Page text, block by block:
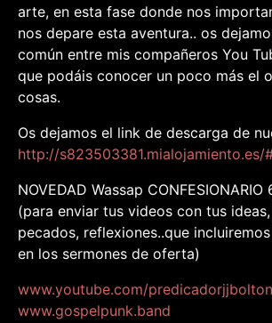
arte, en esta fase donde nos
nos depare esta aventura.. os
común entre mis compañeros You
que podáis conocer un poco más el
cosas.
Os dejamos el link de descarga de
http://s823503381.mialojamiento.es/
NOVEDAD Wassap
(para enviar tus videos con tus
pecados, reflexiones..que
en los sermones de oferta)
www.youtube.com/predicadorjjbolton
www.gospelpunk.band